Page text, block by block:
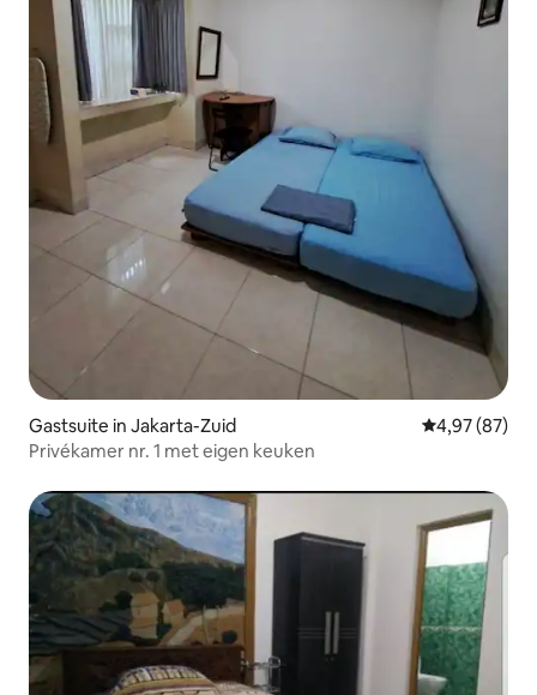
Gastsuite in Jakarta-Zuid Gemiddelde
4,97 (87)
Privékamer nr. 1 met eigen keuken